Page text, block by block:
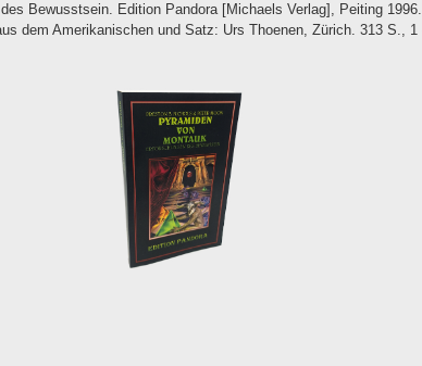
Bewusstsein. Edition Pandora [Michaels Verlag], Peiting
dem Amerikanischen und Satz: Urs Thoenen, Zürich. 313 S.,